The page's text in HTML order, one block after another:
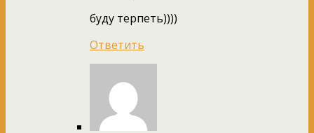
буду терпеть))))
Ответить